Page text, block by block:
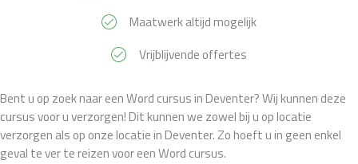
Maatwerk altijd mogelijk
Vrijblijvende offertes
Bent u op zoek naar een Word cursus in Deventer? Wij kunnen deze
cursus voor u verzorgen! Dit kunnen we zowel bij u op locatie
verzorgen als op onze locatie in Deventer. Zo hoeft u in geen enkel
geval te ver te reizen voor een Word cursus.